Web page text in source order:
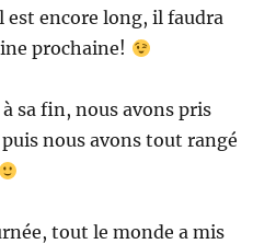
encore long, il faudra
prochaine!
sa fin, nous avons pris
nous avons tout rangé
tout le monde a mis